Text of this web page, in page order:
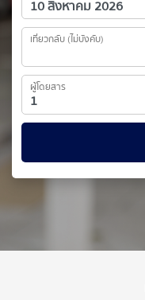
เที่ยวกลับ (ไม่บังคับ)
ผู้โดยสาร